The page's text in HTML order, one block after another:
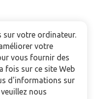
sur votre ordinateur.
votre
vous fournir des
fois sur ce site Web
d'informations sur
nous